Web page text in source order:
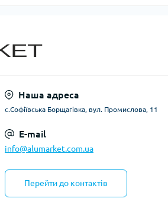
Наша адреса
с.Софіївська Борщагівка, вул. Промислова, 11
E-mail
info@alumarket.com.ua
Перейти до контактів